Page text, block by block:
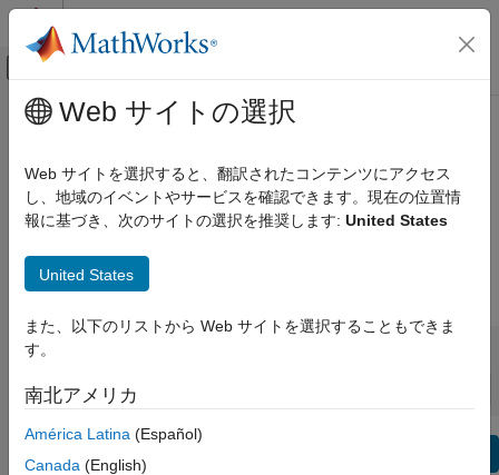
コンテンツへスキップ
オフキャンバス ナビゲーション メ
表示方法: カテゴリ
Using MATLAB
MATLAB Copilot
Simulink
Physical Modeling
Real-Time Simulation and Testing
メインコンテンツ
Automated Driving Toolbox Release
Notes
Bug Reports | Bug Fixes expand all in page
| Release Range:
Text Filter: Automated Driving Toolbox Release Notes
Web サイトの選択
Web サイトを選択すると、翻訳されたコンテンツにアクセス
し、地域のイベントやサービスを確認できます。現在の位置情
報に基づき、次のサイトの選択を推奨します: United States
United States
また、以下のリストから Web サイトを選択することもできま
す。
南北アメリカ
América Latina (Español)
Canada (English)